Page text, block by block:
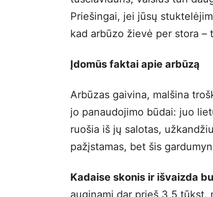
Priešingai, jei jūsų
kad arbūzo žievė per stora –
Įdomūs faktai apie arbūzą
Arbūzas gaivina, malšina
jo panaudojimo būdai: juo
ruošia iš jų salotas,
pažįstamas, bet šis
Kadaise skonis ir išvaizda
auginami dar prieš 3,5 tūkst.